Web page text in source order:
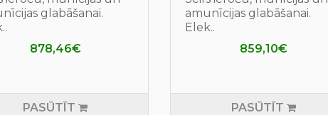
glabāšanai.
878,46€
PASŪTĪT
amunīcijas glabāšanai.
Elek..
859,10€
PASŪTĪT